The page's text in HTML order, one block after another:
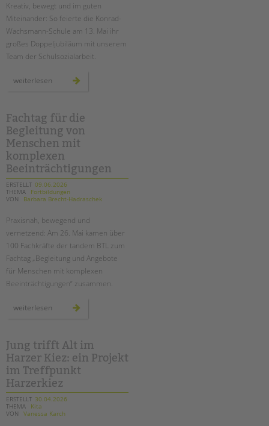
Kreativ, bewegt und im guten
Miteinander: So feierte die Konrad-
Wachsmann-Schule am 13. Mai ihr
großes Doppeljubiläum mit unserem
Team der Schulsozialarbeit.
weiterlesen
zeichen
konrad-
wachsmann-
werte-
tag
Fachtag für die
Begleitung von
Menschen mit
komplexen
Beeinträchtigungen
ERSTELLT 09.06.2026
THEMA
Fortbildungen
VON
Barbara Brecht-Hadraschek
Praxisnah, bewegend und
vernetzend: Am 26. Mai kamen über
100 Fachkräfte der tandem BTL zum
Fachtag „Begleitung und Angebote
für Menschen mit komplexen
Beeinträchtigungen“ zusammen.
weiterlesen fachtag
menschen
mit
komplexen
beeinträchtigungen
Jung trifft Alt im
Harzer Kiez: ein Projekt
im Treffpunkt
Harzerkiez
ERSTELLT 30.04.2026
THEMA
Kita
VON
Vanessa Karch